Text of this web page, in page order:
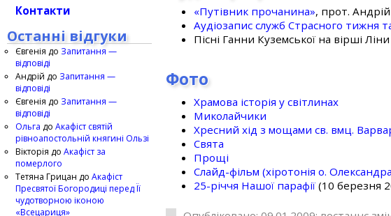
«Путівник прочанина», прот.
Аудіозапис служб Страсного тижня
Пісні Ганни Куземської на вірші
Фото
Храмова історія у світлинах
Миколайчики
Хресний хід з мощами св. вмц.
Свята
Прощі
Слайд-фільм (хіротонія о.
25-рiччя Нашої парафiї (10 березня
Контакти
Останні відгуки
Євгенія до Запитання —
відповіді
Андрій до Запитання —
відповіді
Євгенія до Запитання —
відповіді
Ольга до Акафіст святій
рівноапостольній княгині Ользі
Вікторія до Акафіст за
померлого
Тетяна Грицан до Акафіст
Пресвятої Богородиці перед Її
чудотворною іконою
«Всецариця»